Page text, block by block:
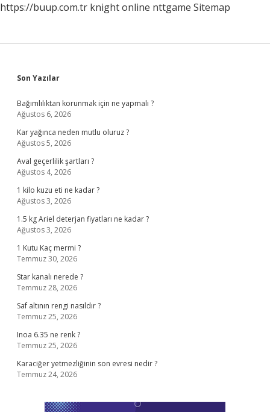
https://buup.com.tr knight online nttgame Sitemap
Sidebar
Son Yazılar
Bağımlılıktan korunmak için ne yapmalı ?
Ağustos 6, 2026
Kar yağınca neden mutlu oluruz ?
Ağustos 5, 2026
Aval geçerlilik şartları ?
Ağustos 4, 2026
1 kilo kuzu eti ne kadar ?
Ağustos 3, 2026
1.5 kg Ariel deterjan fiyatları ne kadar ?
Ağustos 3, 2026
1 Kutu Kaç mermi ?
Temmuz 30, 2026
Star kanalı nerede ?
Temmuz 28, 2026
Saf altının rengi nasıldır ?
Temmuz 25, 2026
Inoa 6.35 ne renk ?
Temmuz 25, 2026
Karaciğer yetmezliğinin son evresi nedir ?
Temmuz 24, 2026